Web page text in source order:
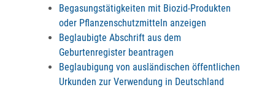
Begasungstätigkeiten mit Biozid-Produkten
oder Pflanzenschutzmitteln anzeigen
Beglaubigte Abschrift aus dem
Geburtenregister beantragen
Beglaubigung von ausländischen öffentlichen
Urkunden zur Verwendung in Deutschland